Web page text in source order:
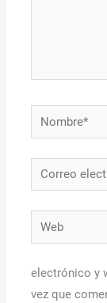
Nombre*
Correo
electrónico*
Web
electrónico y
vez que